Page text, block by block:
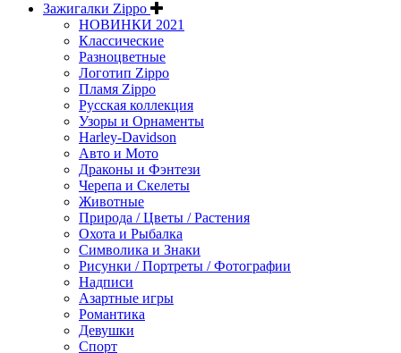
Зажигалки Zippo
НОВИНКИ 2021
Классические
Разноцветные
Логотип Zippo
Пламя Zippo
Русская коллекция
Узоры и Орнаменты
Harley-Davidson
Авто и Мото
Драконы и Фэнтези
Черепа и Скелеты
Животные
Природа / Цветы / Растения
Охота и Рыбалка
Символика и Знаки
Рисунки / Портреты / Фотографии
Надписи
Азартные игры
Романтика
Девушки
Спорт